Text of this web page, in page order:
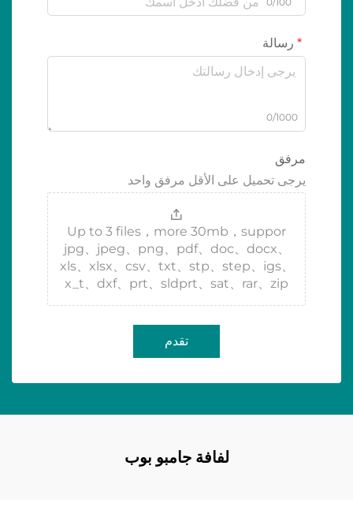
رسالة
0/1000
مرفق
يرجى تحميل على الأقل مرفق واحد
Up to 3 files，more 30mb，suppor
jpg、jpeg、png、pdf、doc、docx、
xls、xlsx、csv、txt、stp、step、igs、
x_t、dxf、prt、sldprt、sat、rar、zip
تقدم
لفافة جامبو بوب